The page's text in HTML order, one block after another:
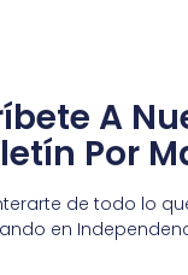
A
Por
de todo lo
en